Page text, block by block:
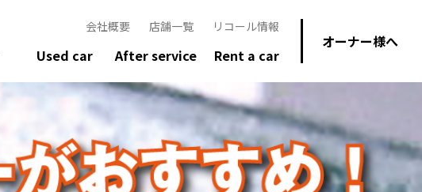
Used car After service Rent a car
オーナー様へ
会社概要 店舗一覧 リコール情報